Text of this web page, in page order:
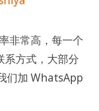
非常高，每一个
系方式，大部分
们加 WhatsApp